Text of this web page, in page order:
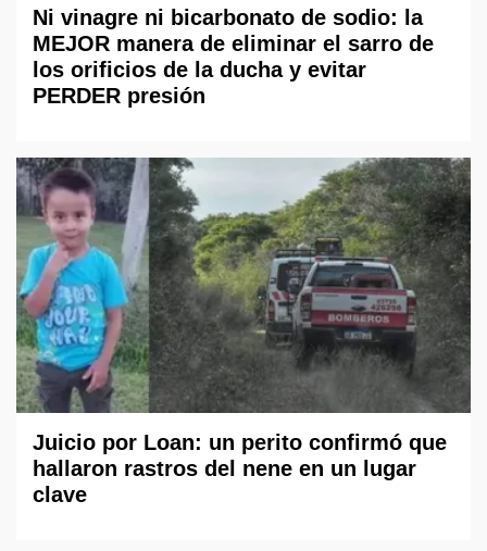
Ni vinagre ni bicarbonato de sodio: la
MEJOR manera de eliminar el sarro de
los orificios de la ducha y evitar
PERDER presión
Juicio por Loan: un perito confirmó que
hallaron rastros del nene en un lugar
clave